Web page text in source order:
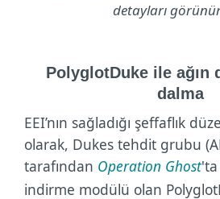
detayları
PolyglotDuke ile ağın
dalma
EEI’nın sağladığı şeffaflık
olarak, Dukes tehdit grubu
tarafından Operation Ghost'ta
indirme modülü olan